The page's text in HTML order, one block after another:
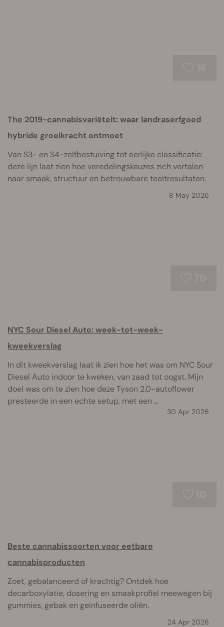
The 2019-cannabisvariëteit: waar landraserfgoed
hybride groeikracht ontmoet
Van S3- en S4-zelfbestuiving tot eerlijke classificatie:
deze lijn laat zien hoe veredelingskeuzes zich vertalen
naar smaak, structuur en betrouwbare teeltresultaten.
8 May 2026
NYC Sour Diesel Auto: week-tot-week-
kweekverslag
In dit kweekverslag laat ik zien hoe het was om NYC Sour
Diesel Auto indoor te kweken, van zaad tot oogst. Mijn
doel was om te zien hoe deze Tyson 2.0-autoflower
presteerde in een echte setup, met een ...
30 Apr 2026
Beste cannabissoorten voor eetbare
cannabisproducten
Zoet, gebalanceerd of krachtig? Ontdek hoe
decarboxylatie, dosering en smaakprofiel meewegen bij
gummies, gebak en geïnfuseerde oliën.
24 Apr 2026